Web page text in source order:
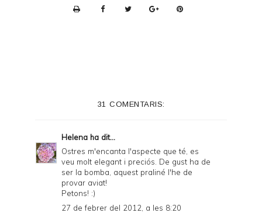
i
e
n
31 COMENTARIS:
Helena ha dit...
Ostres m'encanta l'aspecte que té, es
veu molt elegant i preciós. De gust ha de
ser la bomba, aquest praliné l'he de
provar aviat!
Petons! :)
27 de febrer del 2012, a les 8:20